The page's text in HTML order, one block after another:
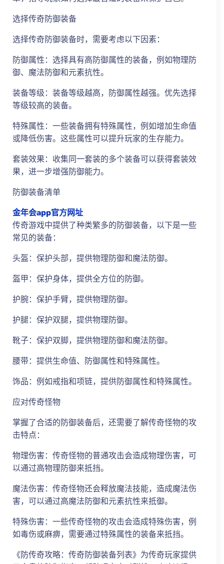
选择传奇防御装备
选择传奇防御装备时，需要考虑以下因素：
防御属性：选择具有高防御属性的装备，例如物理防
御、魔法防御和元素抗性。
装备等级：装备等级越高，防御属性越强。优先选择
等级较高的装备。
特殊属性：一些装备拥有特殊属性，例如增加生命值
或降低伤害。这些属性可以提升玩家的生存能力。
套装效果：收集同一套装的多个装备可以获得套装效
果，进一步增强防御能力。
防御装备清单
金年会app官方网址
传奇游戏中提供了种类繁多的防御装备，以下是一些
常见的装备：
头盔：保护头部，提供物理防御和魔法防御。
盔甲：保护身体，提供全方位的防御。
护腕：保护手臂，提供物理防御。
护腿：保护双腿，提供物理防御。
靴子：保护双脚，提供物理防御和魔法防御。
腰带：提供生命值、防御属性和特殊属性。
饰品：例如戒指和项链，提供防御属性和特殊属性。
应对传奇怪物
掌握了合适的防御装备后，还需要了解传奇怪物的攻
击特点：
物理伤害：传奇怪物的普通攻击会造成物理伤害，可
以通过高物理防御来抵挡。
魔法伤害：传奇怪物还会释放魔法技能，造成魔法伤
害，可以通过高魔法防御和元素抗性来抵御。
特殊伤害：一些传奇怪物的攻击会造成特殊伤害，例
如毒伤或麻痹，需要通过特殊属性的装备来抵挡。
《防传奇攻略：传奇防御装备列表》为传奇玩家提供